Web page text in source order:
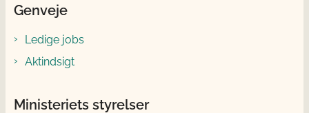
Genveje
Ledige jobs
Aktindsigt
Ministeriets styrelser